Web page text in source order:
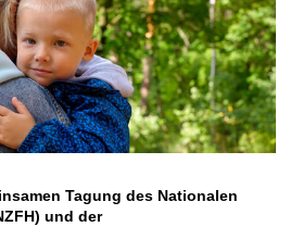
Tagung des Nationalen
und der